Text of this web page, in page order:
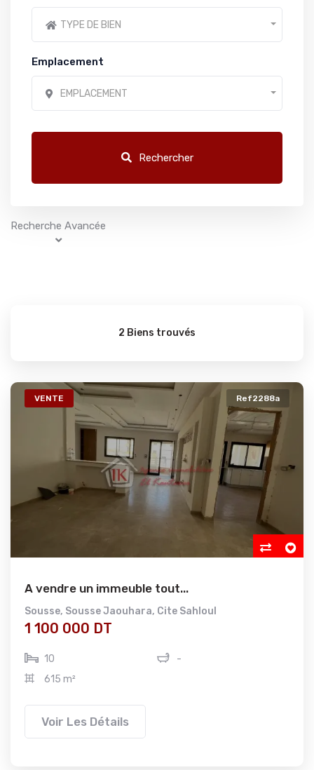
TYPE DE BIEN
Emplacement
EMPLACEMENT
Rechercher
Recherche Avancée
2 Biens trouvés
VENTE Ref2288a
A vendre un immeuble tout...
Sousse, Sousse Jaouhara, Cite Sahloul
1 100 000 DT
10
-
615 m²
Voir Les Détails